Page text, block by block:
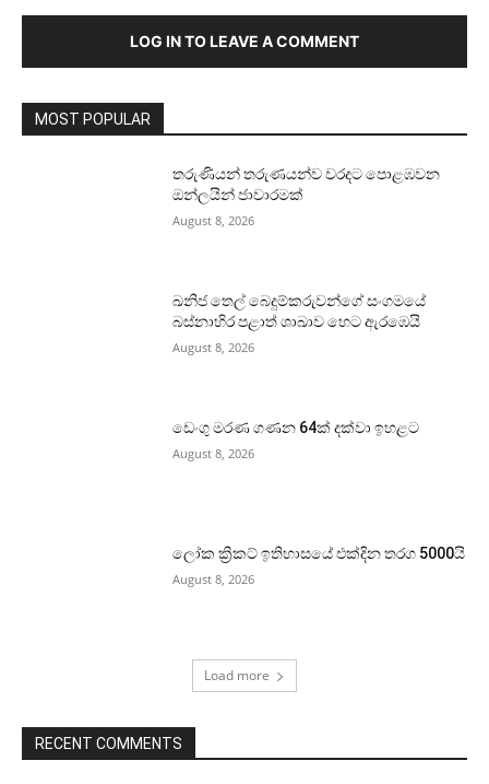
LOG IN TO LEAVE A COMMENT
MOST POPULAR
තරුණියන් තරුණයන්ව වරදට පොළඹවන
ඔන්ලයින් ජාවාරමක්
August 8, 2026
ඛනිජ තෙල් බෙදුම්කරුවන්ගේ සංගමයේ
බස්නාහිර පළාත් ශාඛාව හෙට ඇරඹෙයි
August 8, 2026
ඩෙංගු මරණ ගණන 64ක් දක්වා ඉහළට
August 8, 2026
ලෝක ක්‍රිකට් ඉතිහාසයේ එක්දින තරග 5000යි
August 8, 2026
Load more
RECENT COMMENTS